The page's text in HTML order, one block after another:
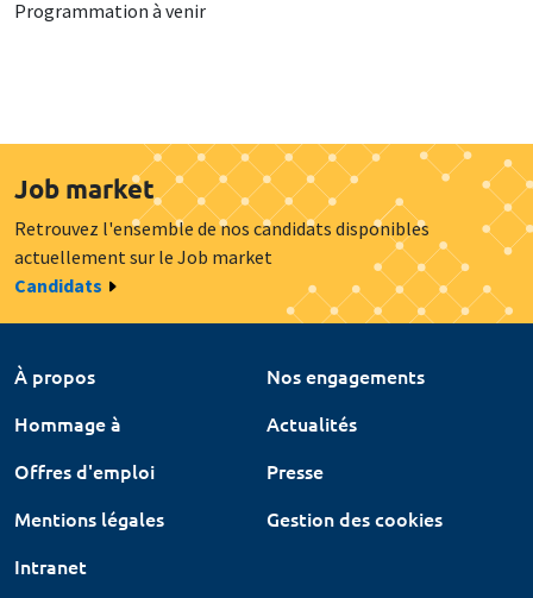
Programmation à venir
Job market
Retrouvez l'ensemble de nos candidats disponibles
actuellement sur le Job market
Candidats
À propos
Nos engagements
Hommage à
Actualités
Offres d'emploi
Presse
Mentions légales
Gestion des cookies
Intranet